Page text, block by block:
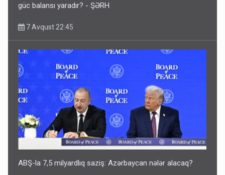
güc balansı yaradır? - ŞƏRH
7 Avqust 22:45
ABŞ-la 7,5 milyardlıq saziş: Azərbaycan nələr alacaq?